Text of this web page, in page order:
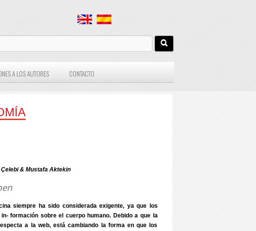
A LOS AUTORES CONTACTO
& Mustafa Aktekin
siempre ha sido considerada exigente, ya que los
formación sobre el cuerpo humano. Debido a que la
a la web, está cambiando la forma en que los